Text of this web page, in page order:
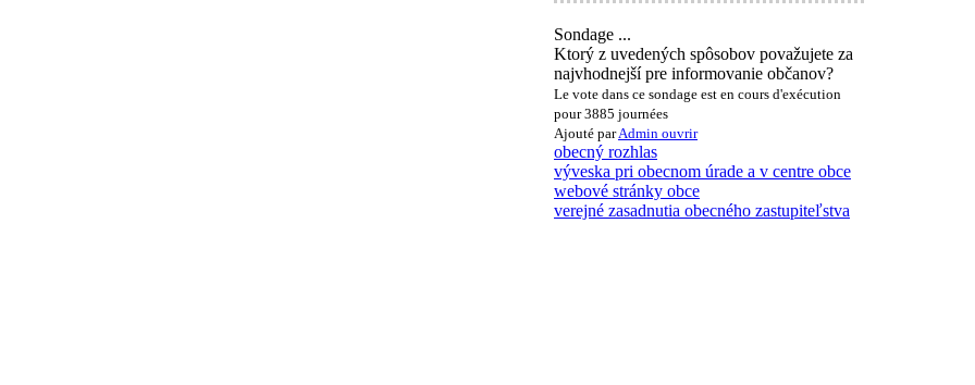
Sondage ...
Ktorý z uvedených spôsobov považujete za
najvhodnejší pre informovanie občanov?
Le vote dans ce sondage est en cours d'exécution
pour 3885 journées
Ajouté parAdmin ouvrir
obecný rozhlas
výveska pri obecnom úrade a v centre obce
webové stránky obce
verejné zasadnutia obecného zastupiteľstva